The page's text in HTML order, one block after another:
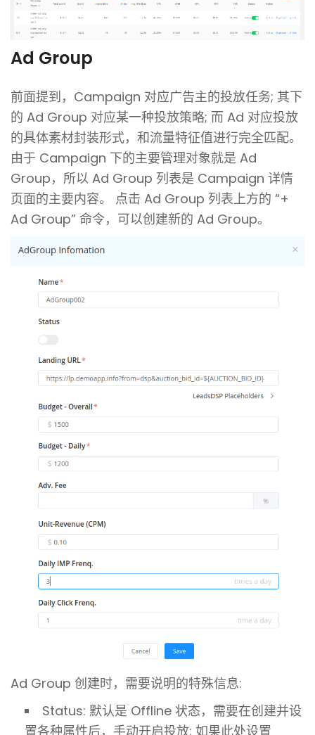
Ad Group
前面提到，Campaign 对应广告主的投放任务; 其下
的 Ad Group 对应某一种投放策略; 而 Ad 对应投放
的具体素材封装形式，和流量特征值进行完全匹配。
由于 Campaign 下的主要管理对象就是 Ad
Group，所以 Ad Group 列表是 Campaign 详情
页面的主要内容。 点击 Ad Group 列表上方的 “+
Ad Group” 命令，可以创建新的 Ad Group。
Ad Group 创建时，需要说明的特殊信息:
Status: 默认是 Offline 状态，需要在创建并设
置各种属性后，手动开启投放; 如果此处设置